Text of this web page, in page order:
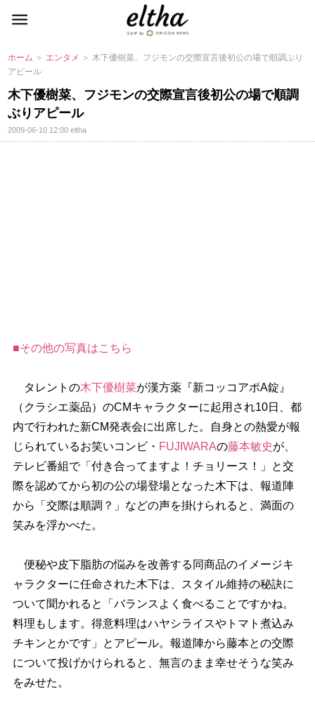
ホーム ＞ エンタメ ＞ 木下優樹菜、フジモンの交際宣言後初公の場で順調ぶり
アピール
木下優樹菜、フジモンの交際宣言後初公の場で順調
ぶりアピール
2009-06-10 12:00eltha
■その他の写真はこちら
タレントの木下優樹菜が漢方薬『新コッコアポA錠』
（クラシエ薬品）のCMキャラクターに起用され10日、都
内で行われた新CM発表会に出席した。自身との熱愛が報
じられているお笑いコンビ・ FUJIWARAの藤本敏史が、
テレビ番組で「付き合ってますよ！チョリース！」と交
際を認めてから初の公の場登場となった木下は、報道陣
から「交際は順調？」などの声を掛けられると、満面の
笑みを浮かべた。
便秘や皮下脂肪の悩みを改善する同商品のイメージキ
ャラクターに任命された木下は、スタイル維持の秘訣に
ついて聞かれると「バランスよく食べることですかね。
料理もします。得意料理はハヤシライスやトマト煮込み
チキンとかです」とアピール。報道陣から藤本との交際
について投げかけられると、無言のまま幸せそうな笑み
をみせた。